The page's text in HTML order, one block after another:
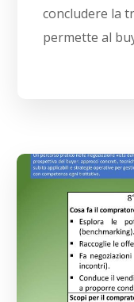
concludere la
permette al